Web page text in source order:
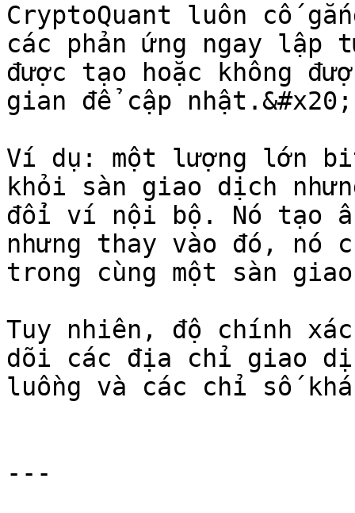
CryptoQuant luôn cố
các phản ứng ngay lập
được tạo hoặc không
gian để cập nhật.&#x20;
Ví dụ: một lượng lớn
khỏi sàn giao dịch
đổi ví nội bộ. Nó tạo
nhưng thay vào đó, nó
trong cùng một sàn
Tuy nhiên, độ chính
dõi các địa chỉ giao
luồng và các chỉ số
---